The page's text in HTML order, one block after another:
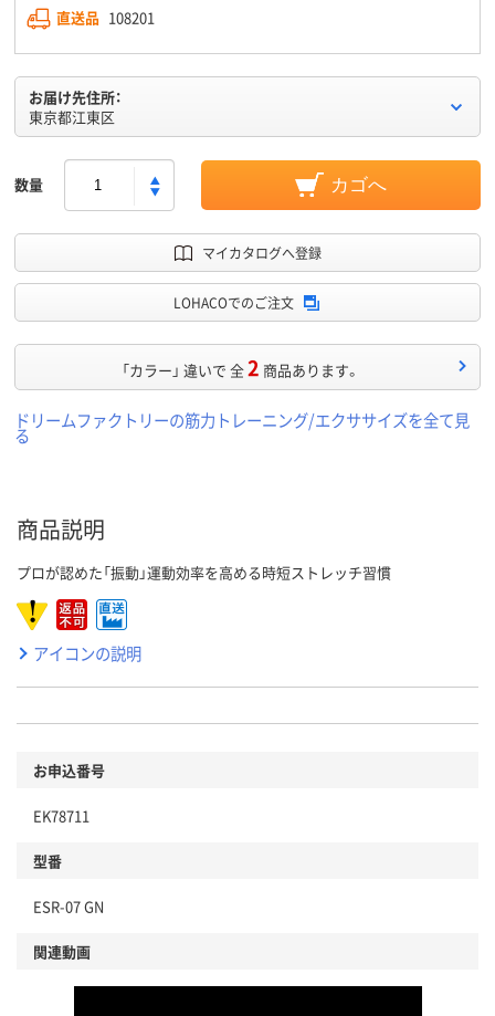
直送品 108201
お届け先住所：
東京都江東区
数量 カゴへ
マイカタログへ登録
LOHACOでのご注文
「カラー」 違いで 全2 商品あります。
ドリームファクトリーの筋力トレーニング/エクササイズを全て見
る
商品説明
プロが認めた「振動」運動効率を高める時短ストレッチ習慣
アイコンの説明
お申込番号
EK78711
型番
ESR-07 GN
関連動画